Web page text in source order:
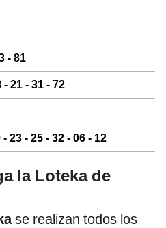
- 81
21 - 31 - 72
23 - 25 - 32 - 06 - 12
la Loteka de
se realizan todos los